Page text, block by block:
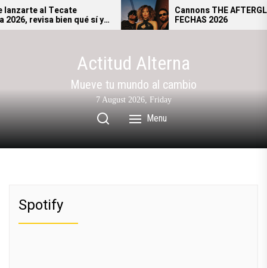
Skip
to
al Tecate
revisa bien qué sí y
ingresar al festival.
Cannons THE AFTERGLOW
FECHAS 2026
Actitud Alterna
Mueve tu mundo al cambio
7 August 2026, Friday
Menu
Spotify